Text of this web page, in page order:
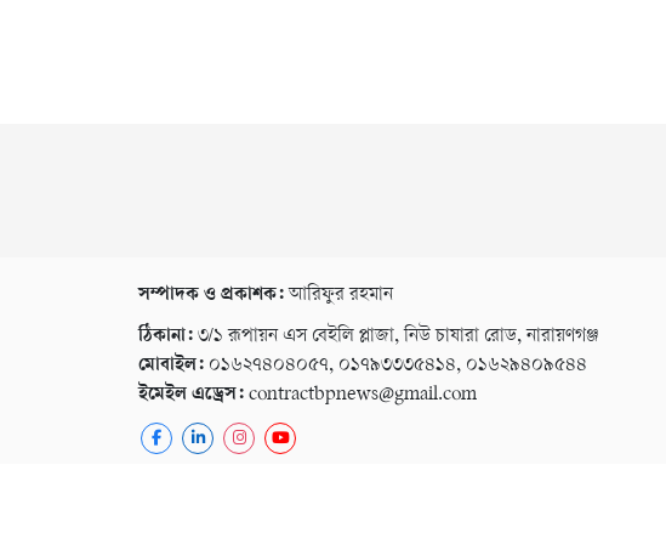
সম্পাদক ও প্রকাশক:আরিফুর রহমান
ঠিকানা: ৩/১ রূপায়ন এস বেইলি প্লাজা, নিউ চাষারা রোড, নারায়ণগঞ্জ
মোবাইল: ০১৬২৭৪০৪০৫৭, ০১৭৯৩৩৩৫৪১৪, ০১৬২৯৪০৯৫৪৪
ইমেইল এড্রেস: contractbpnews@gmail.com